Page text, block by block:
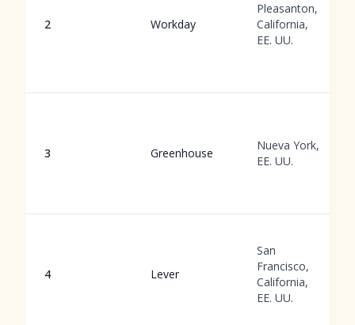
2 Workday
Pleasanton,
California,
EE. UU.
3 Greenhouse
Nueva York,
EE. UU.
4 Lever
San
Francisco,
California,
EE. UU.